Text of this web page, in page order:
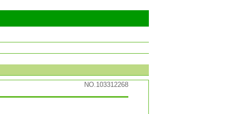
NO.103312268